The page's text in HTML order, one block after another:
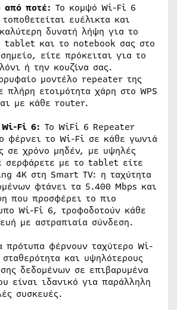
από ποτέ: Το κομψό Wi-Fi 6
ευέλικτα και
δυνατή λήψη για το
tablet και το notebook σας στο
είτε πρόκειται για το
ή την κουζίνα σας.
μοντέλο repeater της
πλήρη ετοιμότητα χάρη στο WPS
με κάθε router.
Wi-Fi 6: Το WiFi 6 Repeater
φέρνει το Wi-Fi σε κάθε γωνιά
σε χρόνο μηδέν, με υψηλές
σερφάρετε με το tablet είτε
4K στη Smart TV: η ταχύτητα
φτάνει τα 5.400 Mbps και
που προσφέρει το πιο
Wi-Fi 6, τροφοδοτούν κάθε
με αστραπιαία σύνδεση.
πρότυπα φέρνουν ταχύτερο Wi-
και υψηλότερους
δεδομένων σε επιβαρυμένα
είναι ιδανικό για παράλληλη
συσκευές.